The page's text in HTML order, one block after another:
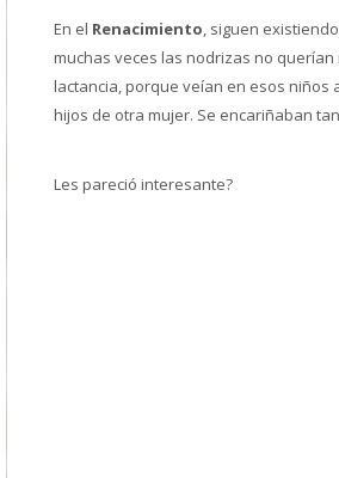
En el Renacimiento, siguen
muchas veces las nodrizas no
lactancia, porque veían en esos
hijos de otra mujer. Se encariñaban
Les pareció interesante?